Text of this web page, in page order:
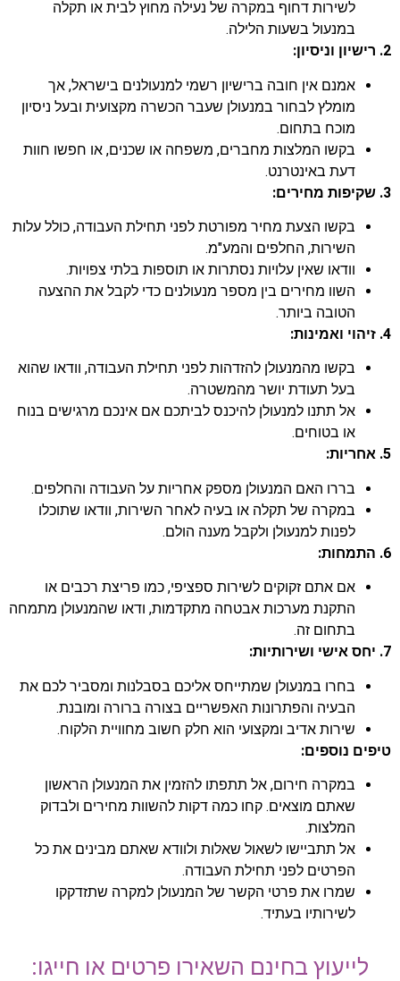
לשירות דחוף במקרה של נעילה מחוץ לבית או תקלה
במנעול בשעות הלילה.
2. רישיון וניסיון:
אמנם אין חובה ברישיון רשמי למנעולנים בישראל, אך
מומלץ לבחור במנעולן שעבר הכשרה מקצועית ובעל ניסיון
מוכח בתחום.
בקשו המלצות מחברים, משפחה או שכנים, או חפשו חוות
דעת באינטרנט.
3. שקיפות מחירים:
בקשו הצעת מחיר מפורטת לפני תחילת העבודה, כולל עלות
השירות, החלפים והמע"מ.
וודאו שאין עלויות נסתרות או תוספות בלתי צפויות.
השוו מחירים בין מספר מנעולנים כדי לקבל את ההצעה
הטובה ביותר.
4. זיהוי ואמינות:
בקשו מהמנעולן להזדהות לפני תחילת העבודה, וודאו שהוא
בעל תעודת יושר מהמשטרה.
אל תתנו למנעולן להיכנס לביתכם אם אינכם מרגישים בנוח
או בטוחים.
5. אחריות:
בררו האם המנעולן מספק אחריות על העבודה והחלפים.
במקרה של תקלה או בעיה לאחר השירות, וודאו שתוכלו
לפנות למנעולן ולקבל מענה הולם.
6. התמחות:
אם אתם זקוקים לשירות ספציפי, כמו פריצת רכבים או
התקנת מערכות אבטחה מתקדמות, ודאו שהמנעולן מתמחה
בתחום זה.
7. יחס אישי ושירותיות:
בחרו במנעולן שמתייחס אליכם בסבלנות ומסביר לכם את
הבעיה והפתרונות האפשריים בצורה ברורה ומובנת.
שירות אדיב ומקצועי הוא חלק חשוב מחוויית הלקוח.
טיפים נוספים:
במקרה חירום, אל תתפתו להזמין את המנעולן הראשון
שאתם מוצאים. קחו כמה דקות להשוות מחירים ולבדוק
המלצות.
אל תתביישו לשאול שאלות ולוודא שאתם מבינים את כל
הפרטים לפני תחילת העבודה.
שמרו את פרטי הקשר של המנעולן למקרה שתזדקקו
לשירותיו בעתיד.
לייעוץ בחינם השאירו פרטים או חייגו: